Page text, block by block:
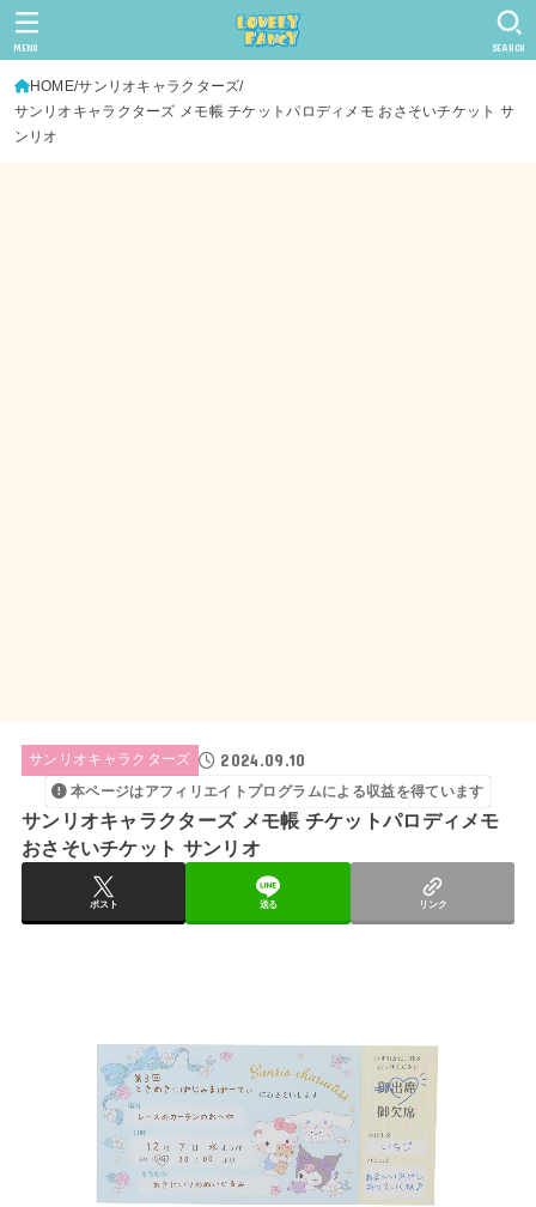
SEARCH
MENU
HOME サンリオキャラクターズ
サンリオキャラクターズ メモ帳 チケットパロディメモ おさそいチケット サ
ンリオ
サンリオキャラクターズ 2024.09.10
本ページはアフィリエイトプログラムによる収益を得ています
サンリオキャラクターズ メモ帳 チケットパロディメモ
おさそいチケット サンリオ
ポスト 送る リンク